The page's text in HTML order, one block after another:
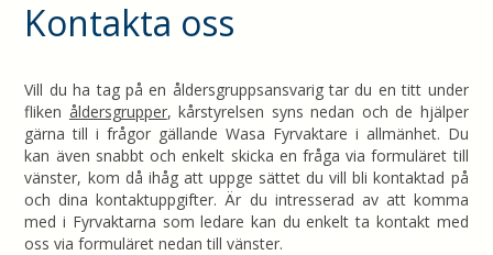
Kontakta oss
Vill du ha tag på en åldersgruppsansvarig tar du en titt under
fliken åldersgrupper, kårstyrelsen syns nedan och de hjälper
gärna till i frågor gällande Wasa Fyrvaktare i allmänhet. Du
kan även snabbt och enkelt skicka en fråga via formuläret till
vänster, kom då ihåg att uppge sättet du vill bli kontaktad på
och dina kontaktuppgifter. Är du intresserad av att komma
med i Fyrvaktarna som ledare kan du enkelt ta kontakt med
oss via formuläret nedan till vänster.